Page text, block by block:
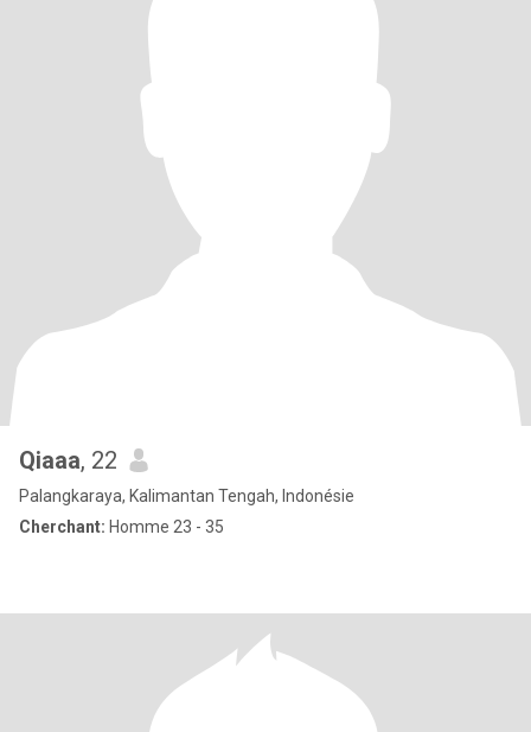
Qiaaa, 22
Palangkaraya, Kalimantan Tengah, Indonésie
Cherchant: Homme 23 - 35